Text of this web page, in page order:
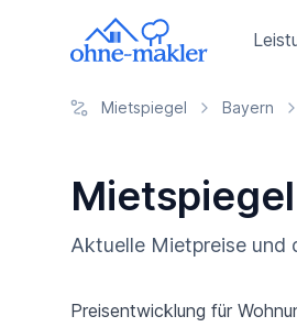
Mietspiegel Bayern
Aktuelle Mietpreise und
Preisentwicklung für